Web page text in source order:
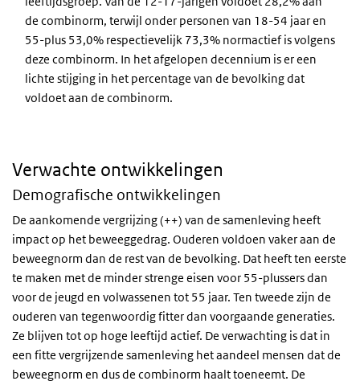
de combinorm, terwijl onder personen van 18-54 jaar en
55-plus 53,0% respectievelijk 73,3% normactief is volgens
deze combinorm. In het afgelopen decennium is er een
lichte stijging in het percentage van de bevolking dat
voldoet aan de combinorm.
Verwachte ontwikkelingen
Demografische ontwikkelingen
De aankomende vergrijzing (++) van de samenleving heeft
impact op het beweeggedrag. Ouderen voldoen vaker aan de
beweegnorm dan de rest van de bevolking. Dat heeft ten eerste
te maken met de minder strenge eisen voor 55-plussers dan
voor de jeugd en volwassenen tot 55 jaar. Ten tweede zijn de
ouderen van tegenwoordig fitter dan voorgaande generaties.
Ze blijven tot op hoge leeftijd actief. De verwachting is dat in
een fitte vergrijzende samenleving het aandeel mensen dat de
beweegnorm en dus de combinorm haalt toeneemt. De